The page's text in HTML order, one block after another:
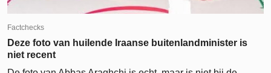
Factchecks
Deze foto van huilende Iraanse buitenlandminister is
niet recent